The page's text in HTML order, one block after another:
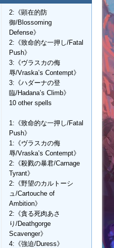
2:《顕在的防
御/Blossoming
Defense》
2:《致命的な一押し/Fatal
Push》
3:《ヴラスカの侮
辱/Vraska’s Contempt》
3:《ハダーナの登
臨/Hadana’s Climb》
10 other spells
1:《致命的な一押し/Fatal
Push》
1:《ヴラスカの侮
辱/Vraska’s Contempt》
2:《殺戮の暴君/Carnage
Tyrant》
2:《野望のカルトーシ
ュ/Cartouche of
Ambition》
2:《貪る死肉あさ
り/Deathgorge
Scavenger》
4:《強迫/Duress》